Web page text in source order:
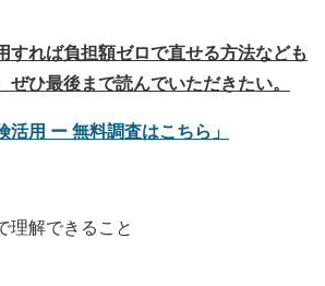
すれば負担額ゼロで直せる方法なども
ひ最後まで読んでいただきたい。
用 ー 無料調査はこちら」
理解できること